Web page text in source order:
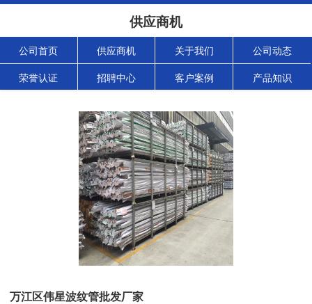
供应商机
公司首页 供应商机 关于我们 公司动态
荣誉认证 招聘中心 客户案例 产品知识
万江区伟星波纹管批发厂家